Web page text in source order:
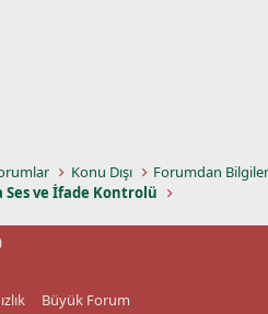
Konu Dışı Forumdan Bilgiler
ve İfade Kontrolü
Büyük Forum